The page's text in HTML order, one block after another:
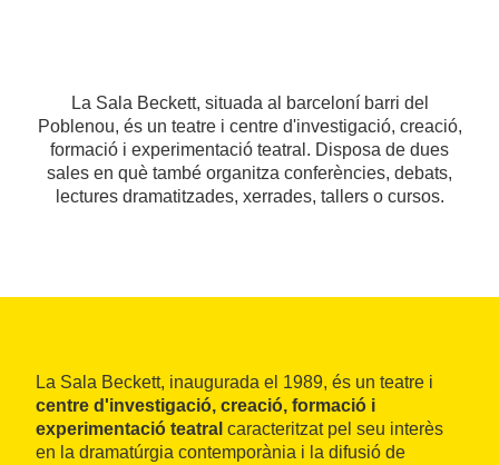
La Sala Beckett, situada al barceloní barri del
Poblenou, és un teatre i centre d'investigació, creació,
formació i experimentació teatral. Disposa de dues
sales en què també organitza conferències, debats,
lectures dramatitzades, xerrades, tallers o cursos.
La Sala Beckett, inaugurada el 1989, és un teatre i
centre d'investigació, creació, formació i
experimentació teatral caracteritzat pel seu interès
en la dramatúrgia contemporània i la difusió de